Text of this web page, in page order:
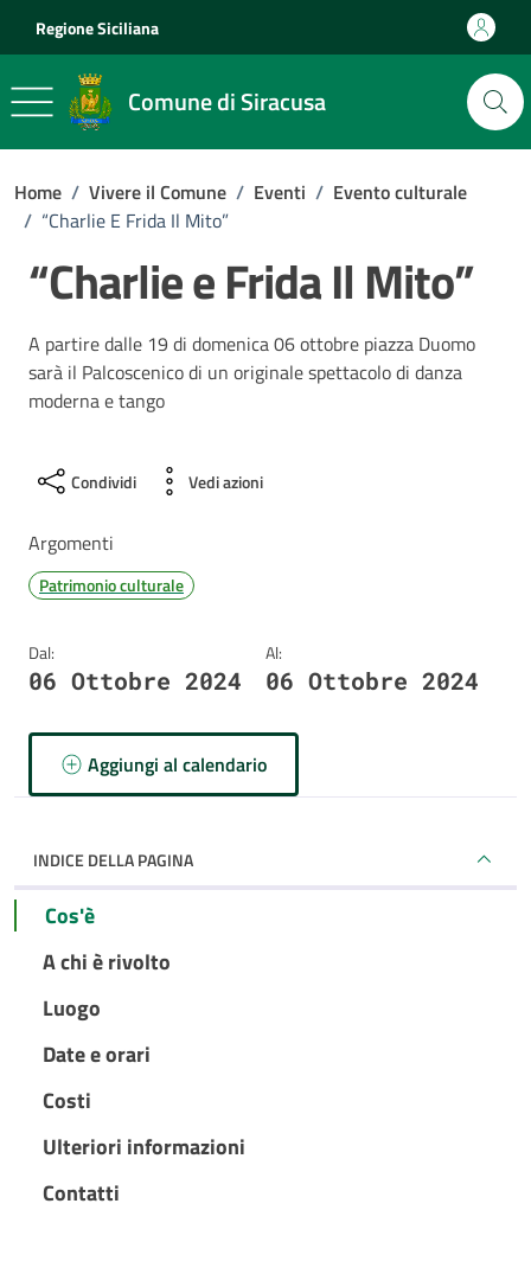
Regione Siciliana
Comune di Siracusa
Home / Vivere il Comune / Eventi / Evento culturale
/ “Charlie E Frida Il Mito”
“Charlie e Frida Il Mito”
A partire dalle 19 di domenica 06 ottobre piazza Duomo
sarà il Palcoscenico di un originale spettacolo di danza
moderna e tango
Condividi Vedi azioni
Argomenti
Patrimonio culturale
Dal:
06 Ottobre 2024
Al:
06 Ottobre 2024
Aggiungi al calendario
INDICE DELLA PAGINA
Cos'è
A chi è rivolto
Luogo
Date e orari
Costi
Ulteriori informazioni
Contatti